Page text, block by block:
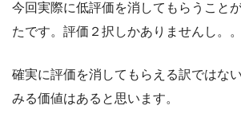
今回実際に低評価を消してもらうこと
たです。評価２択しかありませんし。。
確実に評価を消してもらえる訳ではな
みる価値はあると思います。